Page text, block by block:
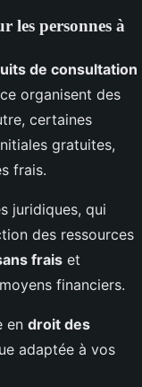
les personnes à
de consultation
organisent des
certaines
gratuites,
frais.
juridiques, qui
des ressources
frais et
financiers.
en droit des
adaptée à vos